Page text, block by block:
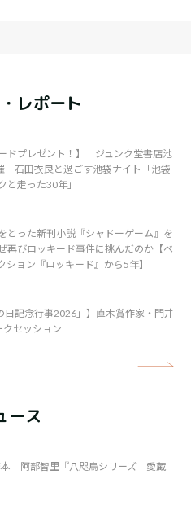
レポート
ドプレゼント！】 ジュンク堂書店池
石田衣良と過ごす池袋ナイト「池袋
と走った30年」
とった新刊小説『シャドーゲーム』を
再びロッキード事件に挑んだのか【ベ
ション『ロッキード』から5年】
日記念行事2026」】直木賞作家・門井
セッション
ース
本 阿部智里『八咫烏シリーズ 愛蔵